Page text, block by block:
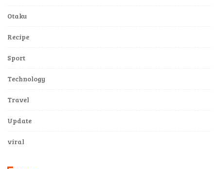
Otaku
Recipe
Sport
Technology
Travel
Update
viral